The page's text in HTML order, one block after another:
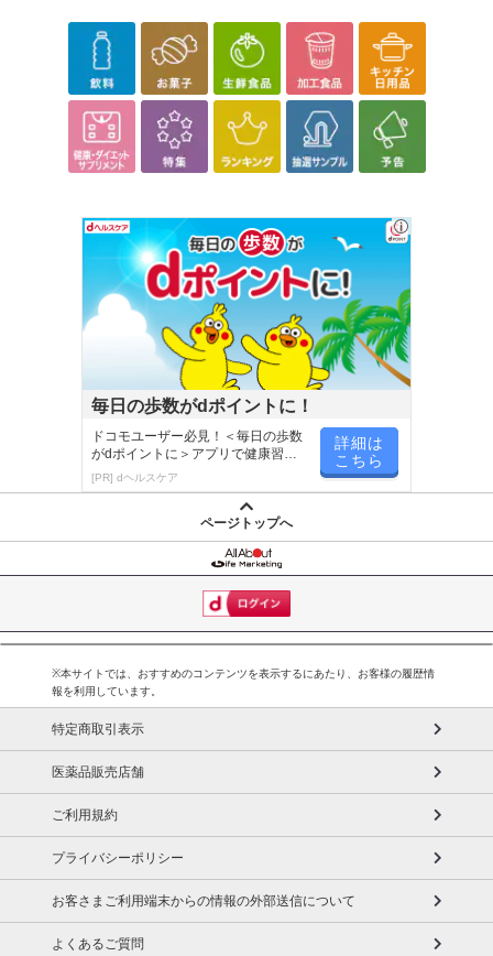
・その他商品仕様：
栄養成分(1粒当り) : エネルギー 0.335Kcal、たんぱく質 0.002
脂質 0.002g、炭水化物 0.083g、ナトリウム 0.008mg、ビタミ
ンB1 0.5mg、ビタミンB6 0.5mg
・お召し上がり方：
・お召し上がり方：栄養補助食品として1日2粒を目安に、水また
はぬるま湯などでお召し上がりください。
カッティングカロリート
・お召し上がり方：栄養機能食品として1日1~2粒を目安に水また
はぬるま湯などでお召し上がりください。
・本品は、多量摂取により疾病が治癒したり、より健康が増進
・1日の摂取目安量を守ってください。
・薬を服用している方、通院中の方は担当専門医にご相談の上
ご使用ください。
・食品アレルギーのある方は原材料表示をご参照ください。
・妊娠・授乳中の方は、ご使用をお控え下さい。
・本品は、特定保健用食品とは異なり、消費者庁長官による個
別審査を受けたものではありません。
注意事項
【賞味・消費期限のある商品について】
商品到着時点でのお日持ち期間は、配送日数などにより異なります
【キャンセルについて】
※お申込み後のキャンセルはお受けできません。
記載されている内容を必ずご確認いただき、お届けする商品セット
にご納得いただきましたうえでお申し込みください。
※パッケージ変更や商品リニューアル（成分など含む）等により、
参考の掲載画像や画像内のバーコードなど、お届け商品と多少異な
毎日の歩数がdポイントに！
ドコモユーザー必見！＜毎日の歩数
がdポイントに＞アプリで健康習慣
が楽しく続く
[PR] dヘルスケア
詳細は
こちら
ページトップへ
※本サイトでは、おすすめのコンテンツを表示するにあたり、お客様の履歴情
報を利用しています。
特定商取引表示
医薬品販売店舗
ご利用規約
プライバシーポリシー
お客さまご利用端末からの情報の外部送信について
よくあるご質問